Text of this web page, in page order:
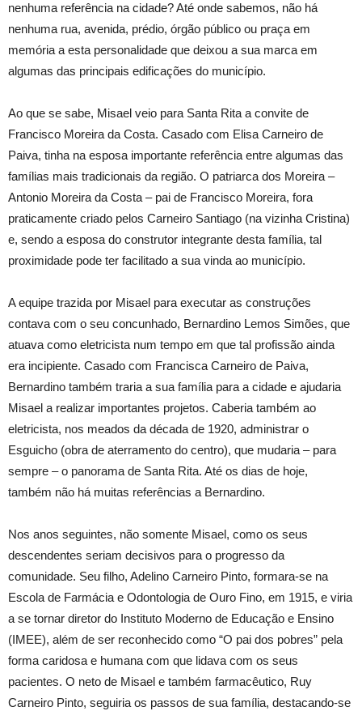
nenhuma referência na cidade? Até onde sabemos, não há
nenhuma rua, avenida, prédio, órgão público ou praça em
memória a esta personalidade que deixou a sua marca em
algumas das principais edificações do município.
Ao que se sabe, Misael veio para Santa Rita a convite de
Francisco Moreira da Costa. Casado com Elisa Carneiro de
Paiva, tinha na esposa importante referência entre algumas das
famílias mais tradicionais da região. O patriarca dos Moreira –
Antonio Moreira da Costa – pai de Francisco Moreira, fora
praticamente criado pelos Carneiro Santiago (na vizinha Cristina)
e, sendo a esposa do construtor integrante desta família, tal
proximidade pode ter facilitado a sua vinda ao município.
A equipe trazida por Misael para executar as construções
contava com o seu concunhado, Bernardino Lemos Simões, que
atuava como eletricista num tempo em que tal profissão ainda
era incipiente. Casado com Francisca Carneiro de Paiva,
Bernardino também traria a sua família para a cidade e ajudaria
Misael a realizar importantes projetos. Caberia também ao
eletricista, nos meados da década de 1920, administrar o
Esguicho (obra de aterramento do centro), que mudaria – para
sempre – o panorama de Santa Rita. Até os dias de hoje,
também não há muitas referências a Bernardino.
Nos anos seguintes, não somente Misael, como os seus
descendentes seriam decisivos para o progresso da
comunidade. Seu filho, Adelino Carneiro Pinto, formara-se na
Escola de Farmácia e Odontologia de Ouro Fino, em 1915, e viria
a se tornar diretor do Instituto Moderno de Educação e Ensino
(IMEE), além de ser reconhecido como “O pai dos pobres” pela
forma caridosa e humana com que lidava com os seus
pacientes. O neto de Misael e também farmacêutico, Ruy
Carneiro Pinto, seguiria os passos de sua família, destacando-se